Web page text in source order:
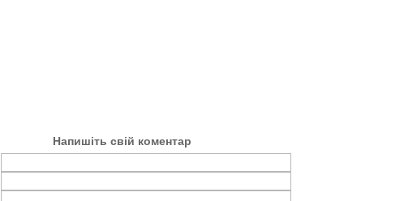
Напишіть свій коментар